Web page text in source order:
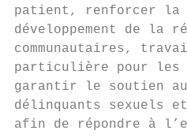
patient, renforcer la
développement de
communautaires,
particulière pour les
garantir le soutien au
délinquants sexuels
afin de répondre à